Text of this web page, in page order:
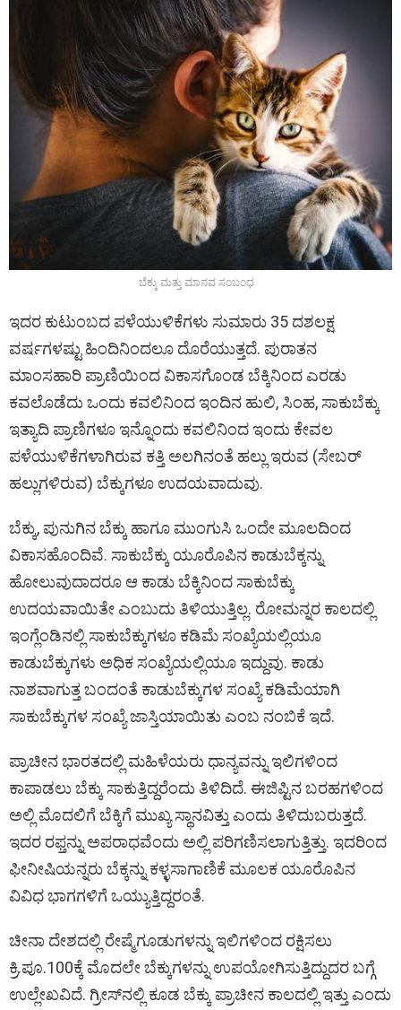
ಬೆಕ್ಕು ಮತ್ತು ಮಾನವ ಸಂಬಂಧ
ಇದರ ಕುಟುಂಬದ ಪಳೆಯುಳಿಕೆಗಳು ಸುಮಾರು 35 ದಶಲಕ್ಷ
ವರ್ಷಗಳಷ್ಟು ಹಿಂದಿನಿಂದಲೂ ದೊರೆಯುತ್ತದೆ. ಪುರಾತನ
ಮಾಂಸಹಾರಿ ಪ್ರಾಣಿಯಿಂದ ವಿಕಾಸಗೊಂಡ ಬೆಕ್ಕಿನಿಂದ ಎರಡು
ಕವಲೊಡೆದು ಒಂದು ಕವಲಿನಿಂದ ಇಂದಿನ ಹುಲಿ, ಸಿಂಹ, ಸಾಕುಬೆಕ್ಕು
ಇತ್ಯಾದಿ ಪ್ರಾಣಿಗಳೂ ಇನ್ನೊಂದು ಕವಲಿನಿಂದ ಇಂದು ಕೇವಲ
ಪಳೆಯುಳಿಕೆಗಳಾಗಿರುವ ಕತ್ತಿ ಅಲಗಿನಂತೆ ಹಲ್ಲು ಇರುವ (ಸೇಬರ್
ಹಲ್ಲುಗಳಿರುವ) ಬೆಕ್ಕುಗಳೂ ಉದಯವಾದುವು.
ಬೆಕ್ಕು, ಪುನುಗಿನ ಬೆಕ್ಕು ಹಾಗೂ ಮುಂಗುಸಿ ಒಂದೇ ಮೂಲದಿಂದ
ವಿಕಾಸಹೊಂದಿವೆ. ಸಾಕುಬೆಕ್ಕು ಯೂರೊಪಿನ ಕಾಡುಬೆಕ್ಕನ್ನು
ಹೋಲುವುದಾದರೂ ಆ ಕಾಡು ಬೆಕ್ಕಿನಿಂದ ಸಾಕುಬೆಕ್ಕು
ಉದಯವಾಯಿತೇ ಎಂಬುದು ತಿಳಿಯುತ್ತಿಲ್ಲ. ರೋಮನ್ನರ ಕಾಲದಲ್ಲಿ
ಇಂಗ್ಲೆಂಡಿನಲ್ಲಿ ಸಾಕುಬೆಕ್ಕುಗಳೂ ಕಡಿಮೆ ಸಂಖ್ಯೆಯಲ್ಲಿಯೂ
ಕಾಡುಬೆಕ್ಕುಗಳು ಅಧಿಕ ಸಂಖ್ಯೆಯಲ್ಲಿಯೂ ಇದ್ದುವು. ಕಾಡು
ನಾಶವಾಗುತ್ತ ಬಂದಂತೆ ಕಾಡುಬೆಕ್ಕುಗಳ ಸಂಖ್ಯೆ ಕಡಿಮೆಯಾಗಿ
ಸಾಕುಬೆಕ್ಕುಗಳ ಸಂಖ್ಯೆ ಜಾಸ್ತಿಯಾಯಿತು ಎಂಬ ನಂಬಿಕೆ ಇದೆ.
ಪ್ರಾಚೀನ ಭಾರತದಲ್ಲಿ ಮಹಿಳೆಯರು ಧಾನ್ಯವನ್ನು ಇಲಿಗಳಿಂದ
ಕಾಪಾಡಲು ಬೆಕ್ಕು ಸಾಕುತ್ತಿದ್ದರೆಂದು ತಿಳಿದಿದೆ. ಈಜಿಪ್ಟಿನ ಬರಹಗಳಿಂದ
ಅಲ್ಲಿ ಮೊದಲಿಗೆ ಬೆಕ್ಕಿಗೆ ಮುಖ್ಯ ಸ್ಥಾನವಿತ್ತು ಎಂದು ತಿಳಿದುಬರುತ್ತದೆ.
ಇದರ ರಫ್ತನ್ನು ಅಪರಾಧವೆಂದು ಅಲ್ಲಿ ಪರಿಗಣಿಸಲಾಗುತ್ತಿತ್ತು. ಇದರಿಂದ
ಫೀನೀಷಿಯನ್ನರು ಬೆಕ್ಕನ್ನು ಕಳ್ಳಸಾಗಾಣಿಕೆ ಮೂಲಕ ಯೂರೊಪಿನ
ವಿವಿಧ ಭಾಗಗಳಿಗೆ ಒಯ್ಯುತ್ತಿದ್ದರಂತೆ.
ಚೀನಾ ದೇಶದಲ್ಲಿ ರೇಷ್ಮೆಗೂಡುಗಳನ್ನು ಇಲಿಗಳಿಂದ ರಕ್ಷಿಸಲು
ಕ್ರಿ.ಪೂ.100ಕ್ಕೆ ಮೊದಲೇ ಬೆಕ್ಕುಗಳನ್ನು ಉಪಯೋಗಿಸುತ್ತಿದ್ದುದರ ಬಗ್ಗೆ
ಉಲ್ಲೇಖವಿದೆ. ಗ್ರೀಸ್‍ನಲ್ಲಿ ಕೂಡ ಬೆಕ್ಕು ಪ್ರಾಚೀನ ಕಾಲದಲ್ಲಿ ಇತ್ತು ಎಂದು